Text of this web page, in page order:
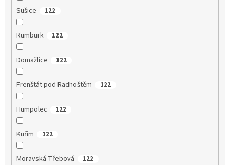
Sušice 122
Rumburk 122
Domažlice 122
Frenštát pod Radhoštěm 122
Humpolec 122
Kuřim 122
Moravská Třebová 122